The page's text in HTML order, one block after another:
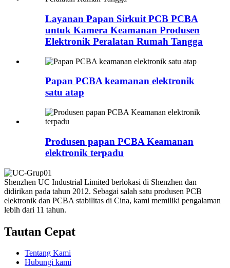
Layanan Papan Sirkuit PCB PCBA
untuk Kamera Keamanan Produsen
Elektronik Peralatan Rumah Tangga
Papan PCBA keamanan elektronik
satu atap
Produsen papan PCBA Keamanan
elektronik terpadu
Shenzhen UC Industrial Limited berlokasi di Shenzhen dan
didirikan pada tahun 2012. Sebagai salah satu produsen PCB
elektronik dan PCBA stabilitas di Cina, kami memiliki pengalaman
lebih dari 11 tahun.
Tautan Cepat
Tentang Kami
Hubungi kami